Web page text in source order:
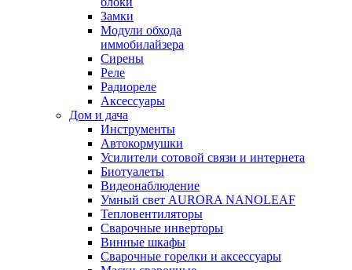
Замки
Модули обхода
иммобилайзера
Сирены
Реле
Радиореле
Аксессуары
Дом и дача
Инструменты
Автокормушки
Усилители сотовой связи и интернета
Биотуалеты
Видеонаблюдение
Умный свет AURORA NANOLEAF
Тепловентиляторы
Сварочные инверторы
Винные шкафы
Сварочные горелки и аксессуары